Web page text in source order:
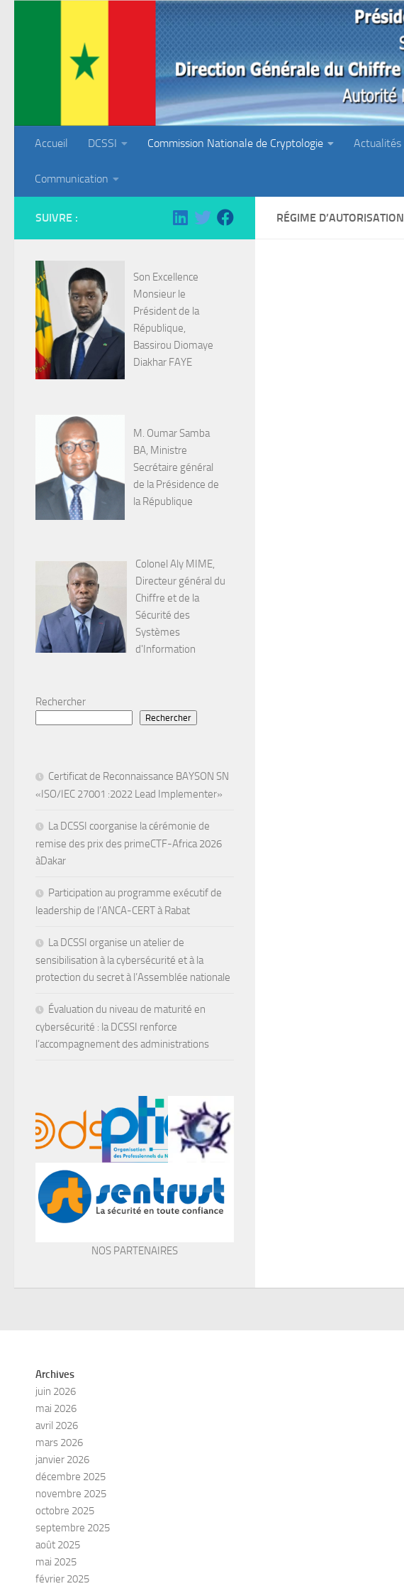
Accueil DCSSI Commission Nationale de Cryptologie Actualités
Communication
RÉGIME D’AUTORISATION
SUIVRE :
Son Excellence
Monsieur le
Président de la
République,
Bassirou Diomaye
Diakhar FAYE
M. Oumar Samba
BA, Ministre
Secrétaire général
de la Présidence de
la République
Colonel Aly MIME,
Directeur général du
Chiffre et de la
Sécurité des
Systèmes
d'Information
Rechercher
Rechercher
Certificat de Reconnaissance BAYSON SN
«ISO/IEC 27001 :2022 Lead Implementer»
La DCSSI coorganise la cérémonie de
remise des prix des primeCTF-Africa 2026
àDakar
Participation au programme exécutif de
leadership de l’ANCA-CERT à Rabat
La DCSSI organise un atelier de
sensibilisation à la cybersécurité et à la
protection du secret à l’Assemblée nationale
Évaluation du niveau de maturité en
cybersécurité : la DCSSI renforce
l’accompagnement des administrations
NOS PARTENAIRES
Archives
juin 2026
mai 2026
avril 2026
mars 2026
janvier 2026
décembre 2025
novembre 2025
octobre 2025
septembre 2025
août 2025
mai 2025
février 2025